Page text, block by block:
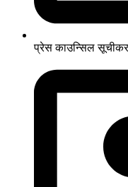
प्रेस काउन्सिल